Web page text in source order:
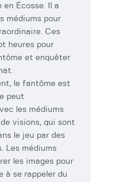
en Écosse. Il a
médiums pour
Ces
heures pour
et enquêter
le fantôme est
peut
les médiums
visions, qui sont
le jeu par des
Les médiums
les images pour
à se rappeler du